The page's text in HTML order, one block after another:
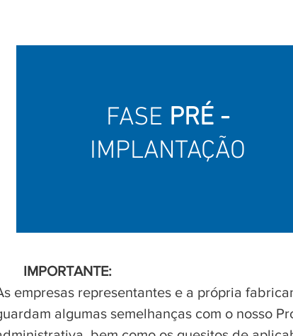
FASE PRÉ -
IMPLANTAÇÃO
IMPORTANTE:
empresas representantes e a própria
algumas semelhanças com o nosso